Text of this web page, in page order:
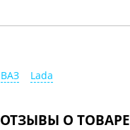
ВАЗ Lada
ОТЗЫВЫ О ТОВАРЕ